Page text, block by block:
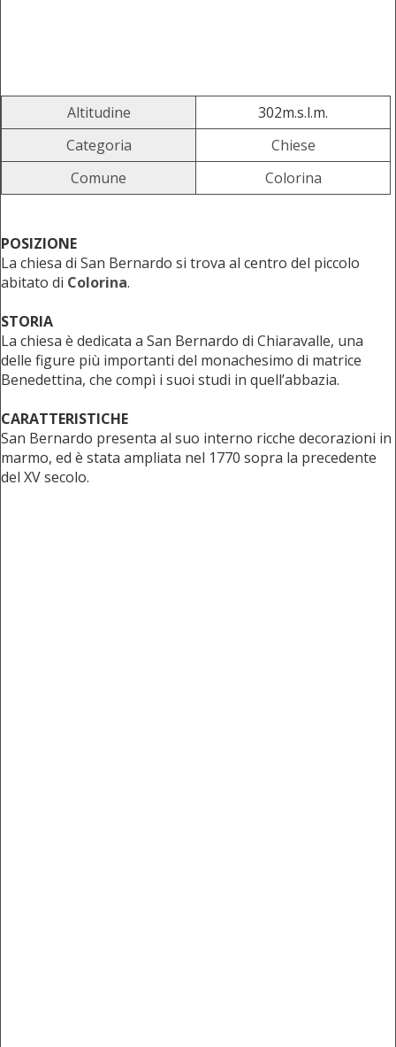
Altitudine
302m.s.l.m.
Categoria
Chiese
Comune
Colorina
POSIZIONE
La chiesa di San Bernardo si trova al centro del piccolo
abitato di Colorina.
STORIA
La chiesa è dedicata a San Bernardo di Chiaravalle, una
delle figure più importanti del monachesimo di matrice
Benedettina, che compì i suoi studi in quell’abbazia.
CARATTERISTICHE
San Bernardo presenta al suo interno ricche decorazioni in
marmo, ed è stata ampliata nel 1770 sopra la precedente
del XV secolo.